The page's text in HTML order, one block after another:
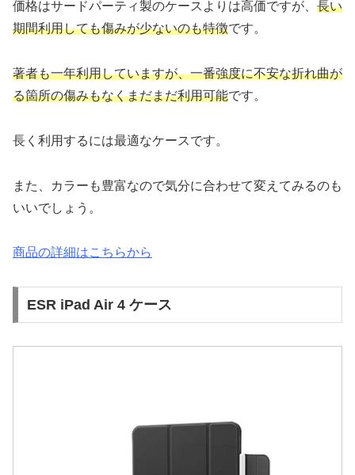
価格はサードパーティ製のケースよりは高価ですが、 長い
期間利用しても傷みが少ないのも特徴です。
著者も一年利用していますが、一番強度に不安な折れ曲が
る箇所の傷みもなくまだまだ利用可能です。
長く利用するには最適なケースです。
また、カラーも豊富なので気分に合わせて変えてみるのも
いいでしょう。
商品の詳細はこちらから
ESR iPad Air 4 ケース